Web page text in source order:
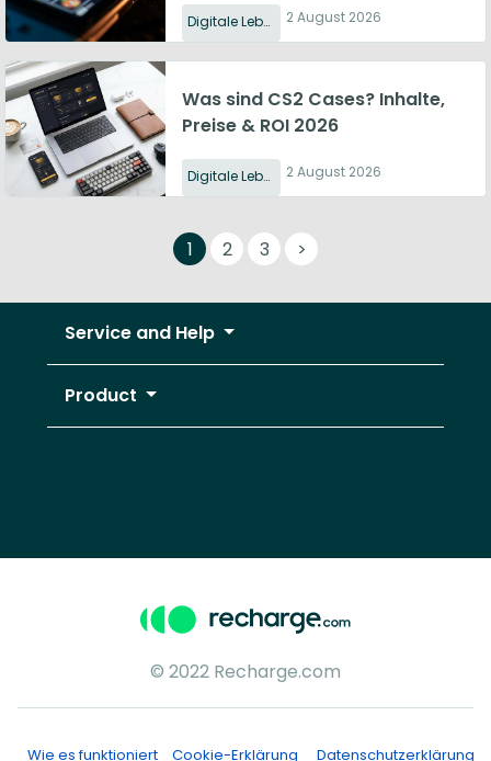
Digitale Lebensweise 2 August 2026
Was sind CS2 Cases? Inhalte,
Preise & ROI 2026
Digitale Lebensweise 2 August 2026
1 2 3 >
Service and Help
Product
© 2022 Recharge.com
Wie es funktioniert Cookie-Erklärung Datenschutzerklärung